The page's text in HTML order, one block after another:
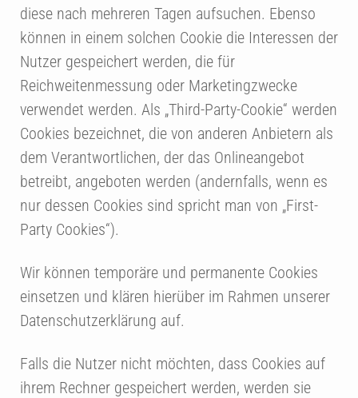
diese nach mehreren Tagen aufsuchen. Ebenso
können in einem solchen Cookie die Interessen der
Nutzer gespeichert werden, die für
Reichweitenmessung oder Marketingzwecke
verwendet werden. Als „Third-Party-Cookie“ werden
Cookies bezeichnet, die von anderen Anbietern als
dem Verantwortlichen, der das Onlineangebot
betreibt, angeboten werden (andernfalls, wenn es
nur dessen Cookies sind spricht man von „First-
Party Cookies“).
Wir können temporäre und permanente Cookies
einsetzen und klären hierüber im Rahmen unserer
Datenschutzerklärung auf.
Falls die Nutzer nicht möchten, dass Cookies auf
ihrem Rechner gespeichert werden, werden sie